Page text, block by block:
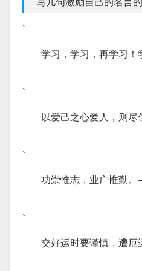
、
学习，学习，再学习
、
以爱己之心爱人，则
、
功崇惟志，业广惟勤
、
交好运时要谨慎，遭